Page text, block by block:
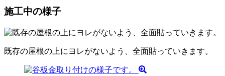
施工中の様子
既存の屋根の上にヨレがないよう、全面貼っていきます。